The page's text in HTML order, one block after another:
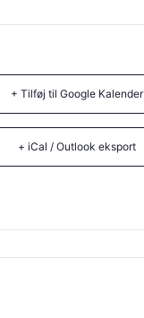
+ Tilføj til Google Kalender
+ iCal / Outlook eksport